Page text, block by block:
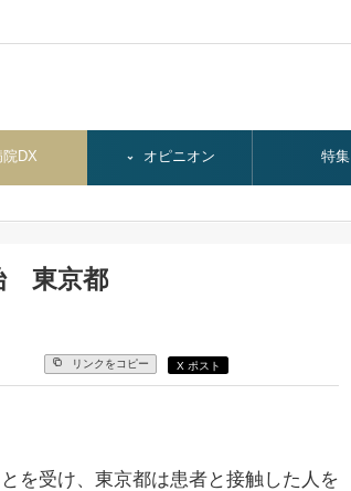
院DX オピニオン 特集
東京都
リンクをコピー X ポスト
を受け、東京都は患者と接触した人を